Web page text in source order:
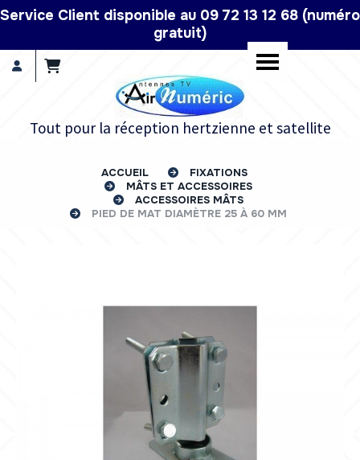
Service Client disponible au 09 72 13 12 68 (numéro
gratuit)
Tout pour la réception hertzienne et satellite
ACCUEIL
FIXATIONS
MÂTS ET ACCESSOIRES
ACCESSOIRES MÂTS
PIED DE MAT DIAMÈTRE 25 À 60 MM